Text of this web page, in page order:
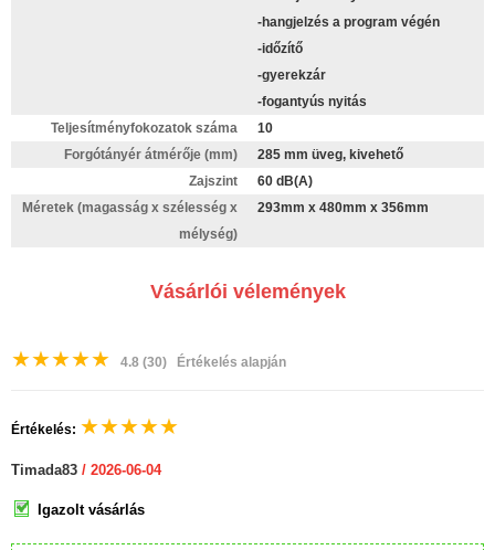
-hangjelzés a program végén
-időzítő
-gyerekzár
-fogantyús nyitás
Teljesítményfokozatok száma
10
Forgótányér átmérője (mm)
285 mm üveg, kivehető
Zajszint
60 dB(A)
Méretek (magasság x szélesség x
mélység)
293mm x 480mm x 356mm
Vásárlói vélemények
★★★★★ 4.8 (30) Értékelés alapján
Értékelés: ★★★★★
Timada83 / 2026-06-04
Igazolt vásárlás